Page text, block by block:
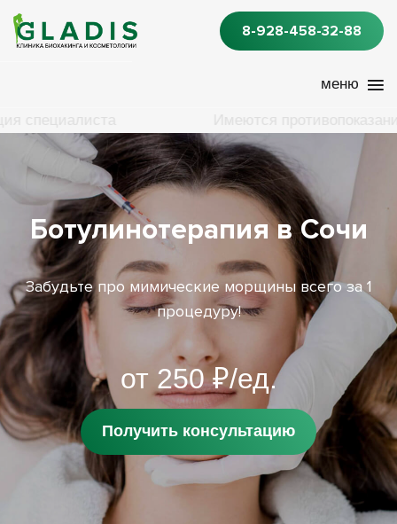
8-928-458-32-88
консультация специалиста Имеются
Ботулинотерапия в Сочи
Забудьте про мимические морщины всего за 1
процедуру!
от 250 ₽/ед.
Получить консультацию